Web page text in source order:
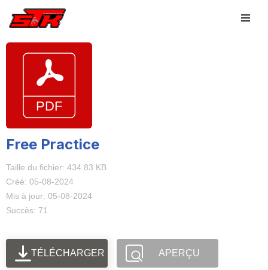
contenu
Free Practice
Taille du fichier: 434.83 KB
Créé: 05-08-2024
Mis à jour: 05-08-2024
Succès: 71
TÉLÉCHARGER APERÇU